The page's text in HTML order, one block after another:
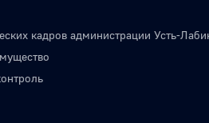
кадров администрации Усть-